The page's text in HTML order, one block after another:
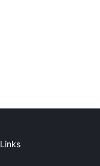
Links